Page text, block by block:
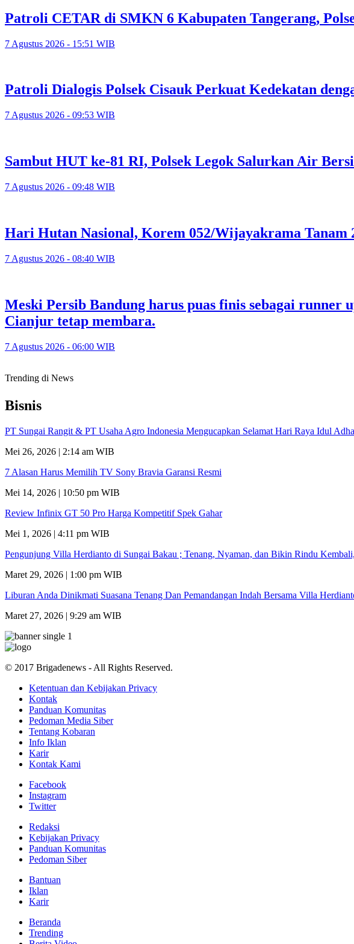
Patroli CETAR di SMKN 6 Kabupaten Tangerang,
7 Agustus 2026 - 15:51 WIB
Patroli Dialogis Polsek Cisauk Perkuat Kedekatan
7 Agustus 2026 - 09:53 WIB
Sambut HUT ke-81 RI, Polsek Legok Salurkan Air
7 Agustus 2026 - 09:48 WIB
Hari Hutan Nasional, Korem 052/Wijayakrama Tanam
7 Agustus 2026 - 08:40 WIB
Meski Persib Bandung harus puas finis sebagai runner
Cianjur tetap membara.
7 Agustus 2026 - 06:00 WIB
Trending di News
Bisnis
PT Sungai Rangit & PT Usaha Agro Indonesia Mengucapkan Selamat Hari Raya Idul
Mei 26, 2026 | 2:14 am WIB
7 Alasan Harus Memilih TV Sony Bravia Garansi Resmi
Mei 14, 2026 | 10:50 pm WIB
Review Infinix GT 50 Pro Harga Kompetitif Spek Gahar
Mei 1, 2026 | 4:11 pm WIB
Pengunjung Villa Herdianto di Sungai Bakau ; Tenang, Nyaman, dan Bikin Rindu
Maret 29, 2026 | 1:00 pm WIB
Liburan Anda Dinikmati Suasana Tenang Dan Pemandangan Indah Bersama Villa
Maret 27, 2026 | 9:29 am WIB
© 2017 Brigadenews - All Rights Reserved.
Ketentuan dan Kebijakan Privacy
Kontak
Panduan Komunitas
Pedoman Media Siber
Tentang Kobaran
Info Iklan
Karir
Kontak Kami
Facebook
Instagram
Twitter
Redaksi
Kebijakan Privacy
Panduan Komunitas
Pedoman Siber
Bantuan
Iklan
Karir
Beranda
Trending